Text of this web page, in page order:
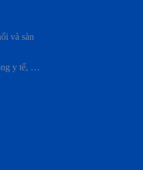
và sàn
y tế, …